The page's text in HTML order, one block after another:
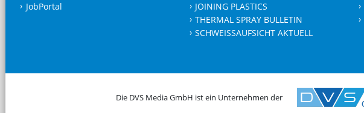
JobPortal
JOINING PLASTICS
THERMAL SPRAY BULLETIN
SCHWEISSAUFSICHT AKTUELL
Die DVS Media GmbH ist ein Unternehmen der